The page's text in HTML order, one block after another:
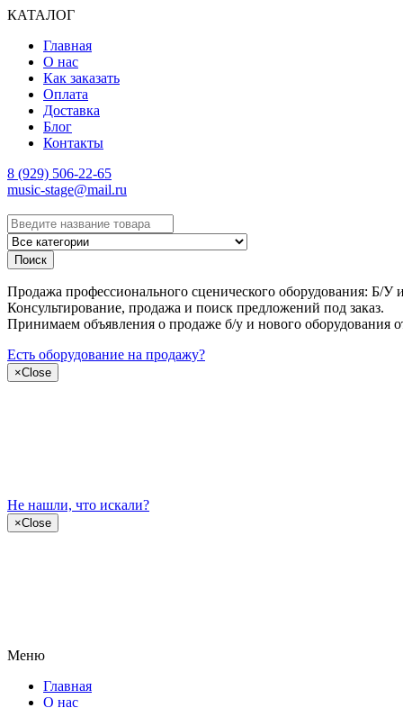
КАТАЛОГ
Главная
О нас
Как заказать
Оплата
Доставка
Блог
Контакты
8 (929) 506-22-65
music-stage@mail.ru
Поиск
Продажа профессионального сценического оборудования: Б/У
Консультирование, продажа и поиск предложений под заказ.
Принимаем объявления о продаже б/у и нового оборудования
Есть оборудование на продажу?
×Close
Не нашли, что искали?
×Close
Меню
Главная
О нас